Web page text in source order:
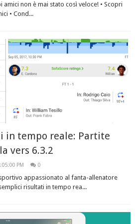
non è mai stato così veloce! • Scopri
• Cond...
in tempo reale: Partite
vers 6.3.2
PM 0
appassionato al fanta-allenatore
risultati in tempo rea...